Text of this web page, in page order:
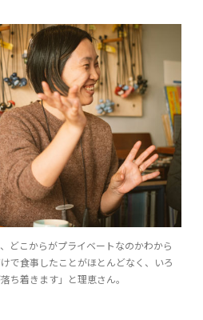
どこからがプライベートなのかわから
で食事したことがほとんどなく、いろ
ち着きます」と理恵さん。